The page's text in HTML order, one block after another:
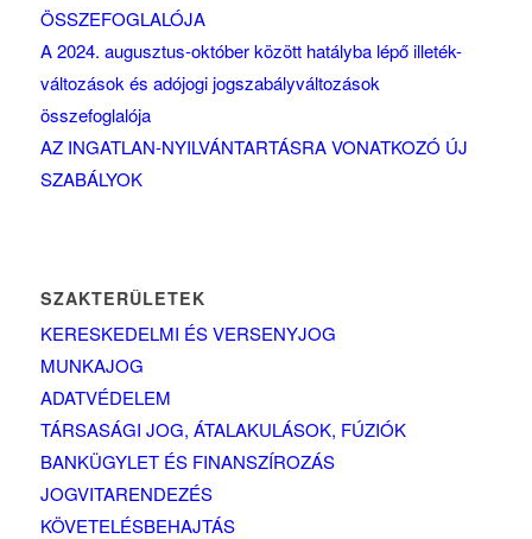
ÖSSZEFOGLALÓJA
A 2024. augusztus-október között hatályba lépő illeték-
változások és adójogi jogszabályváltozások
összefoglalója
AZ INGATLAN-NYILVÁNTARTÁSRA VONATKOZÓ ÚJ
SZABÁLYOK
SZAKTERÜLETEK
KERESKEDELMI ÉS VERSENYJOG
MUNKAJOG
ADATVÉDELEM
TÁRSASÁGI JOG, ÁTALAKULÁSOK, FÚZIÓK
BANKÜGYLET ÉS FINANSZÍROZÁS
JOGVITARENDEZÉS
KÖVETELÉSBEHAJTÁS